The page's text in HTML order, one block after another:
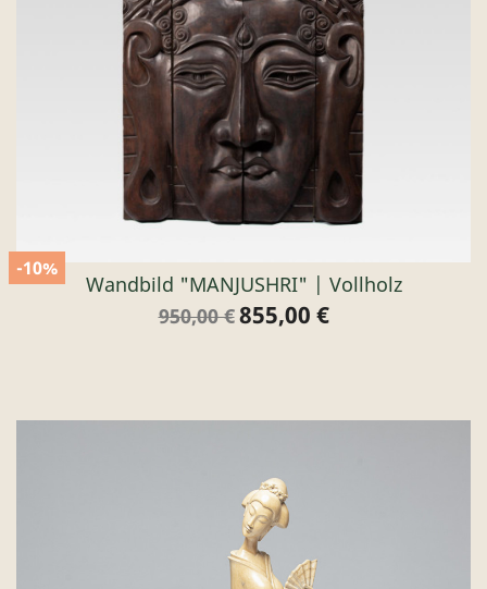
Wandbild "MANJUSHRI" | Vollholz
Verkaufspreis
950,00 €
-10%
Preis
855,00 €